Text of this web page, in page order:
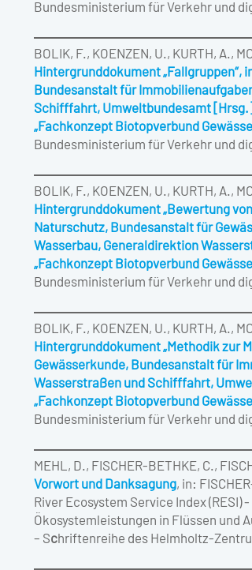
Bundesministerium für Verkehr und
BOLIK, F., KOENZEN, U., KURTH, A.,
Hintergrunddokument
Bundesanstalt für
Schifffahrt, Umweltbundesamt
„Fachkonzept Biotopverbund
Bundesministerium für Verkehr und
BOLIK, F., KOENZEN, U., KURTH, A.,
Hintergrunddokument „Bewertung
Naturschutz, Bundesanstalt für
Wasserbau, Generaldirektion
„Fachkonzept Biotopverbund
Bundesministerium für Verkehr und
BOLIK, F., KOENZEN, U., KURTH, A.,
Hintergrunddokument „Methodik zur
Gewässerkunde, Bundesanstalt für
Wasserstraßen und Schifffahrt,
„Fachkonzept Biotopverbund
Bundesministerium für Verkehr und
MEHL, D., FISCHER-BETHKE, C.,
Vorwort und Danksagung, in:
River Ecosystem Service Index
Ökosystemleistungen in Flüssen und
– Schriftenreihe des Helmholtz-